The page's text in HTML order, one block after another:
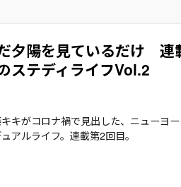
夕陽を見ているだけ 連
ステディライフVol.2
キがコロナ禍で見出した、ニューヨ
アルライフ。連載第2回目。